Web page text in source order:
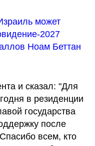
может
2027
Ноам Беттан
и сказал: "Для
в резиденции
государства
после
всем, кто